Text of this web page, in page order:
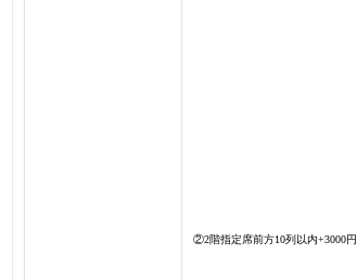
②2階指定席前方10列以内+3000円